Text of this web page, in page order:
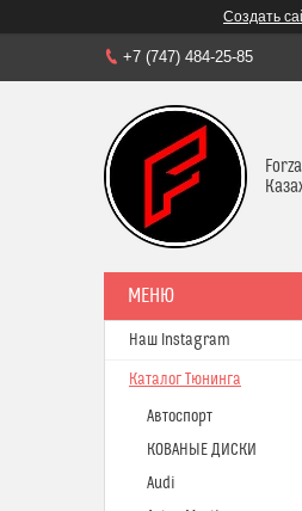
Создать
+7 (747) 484-25-85
Наш Instagram
Каталог Тюнинга
Автоспорт
КОВАНЫЕ ДИСКИ
Audi